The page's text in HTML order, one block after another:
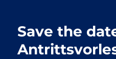
Save the